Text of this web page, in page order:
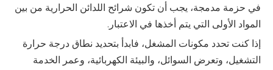
في حزمة مدمجة، يجب أن تكون شرائح اللدائن الحرارية من بين
المواد الأولى التي يتم أخذها في الاعتبار.
إذا كنت تحدد مكونات المشغل، فابدأ بتحديد نطاق درجة حرارة
التشغيل، وتعرض السوائل، والبيئة الكهربائية، وعمر الخدمة